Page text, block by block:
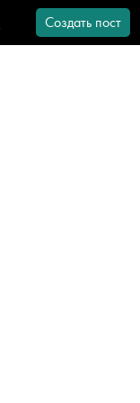
Создать пост